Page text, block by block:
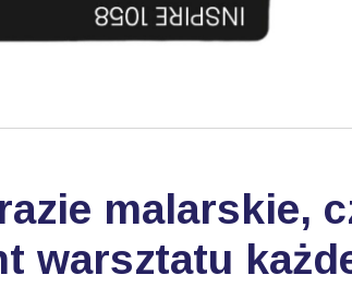
malarskie,
warsztatu